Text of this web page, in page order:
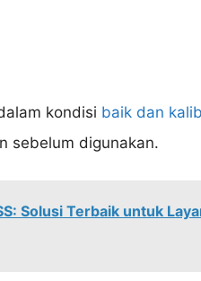
kondisi baik dan
sebelum digunakan.
Solusi Terbaik untuk